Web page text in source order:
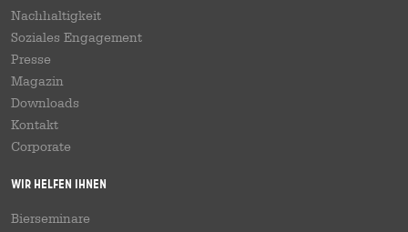
Nachhaltigkeit
Soziales Engagement
Presse
Magazin
Downloads
Kontakt
Corporate
Wir helfen Ihnen
Bierseminare